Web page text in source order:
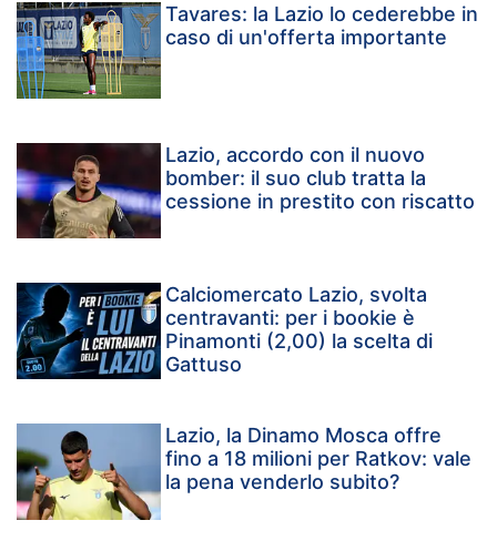
Tavares: la Lazio lo cederebbe in
caso di un'offerta importante
Lazio, accordo con il nuovo
bomber: il suo club tratta la
cessione in prestito con riscatto
Calciomercato Lazio, svolta
centravanti: per i bookie è
Pinamonti (2,00) la scelta di
Gattuso
Lazio, la Dinamo Mosca offre
fino a 18 milioni per Ratkov: vale
la pena venderlo subito?